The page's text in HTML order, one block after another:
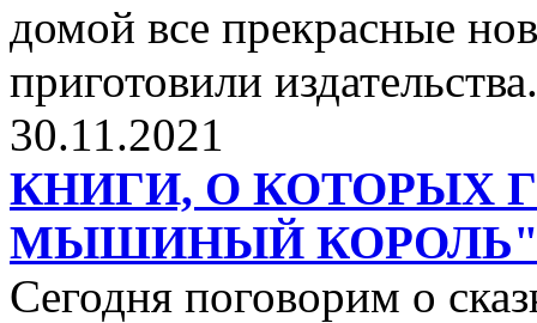
домой все прекрасные
приготовили издательства.
30.11.2021
КНИГИ, О КОТОРЫХ
МЫШИНЫЙ
Сегодня поговорим о